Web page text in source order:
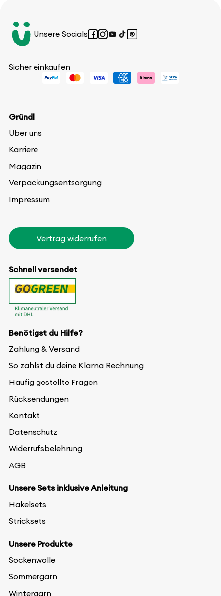
Unsere SocialsFacebook
Instagram
YouTube
TikTokPinterest
Sicher einkaufen
Benötigst du Hilfe?
Zahlung & Versand
So zahlst du deine Klarna Rechnung
Häufig gestellte Fragen
Rücksendungen
Kontakt
Datenschutz
Widerrufsbelehrung
AGB
Unsere Sets inklusive Anleitung
Häkelsets
Stricksets
Unsere Produkte
Sockenwolle
Sommergarn
Wintergarn
Gründl
Über uns
Karriere
Magazin
Verpackungsentsorgung
Impressum
Vertrag widerrufen
Schnell versendet